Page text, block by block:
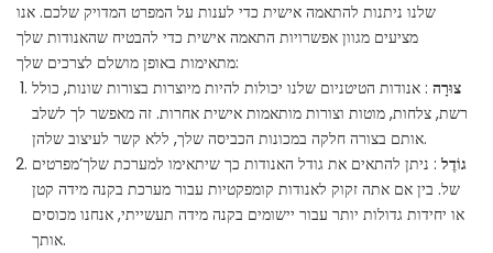
שלנו ניתנות להתאמה אישית כדי לענות על המפרט המדויק שלכם. אנו
מציעים מגוון אפשרויות התאמה אישית כדי להבטיח שהאנודות שלך
מתאימות באופן מושלם לצרכים שלך:
צוּרָה : אנודות הטיטניום שלנו יכולות להיות מיוצרות בצורות שונות, כולל
רשת, צלחות, מוטות וצורות מותאמות אישית אחרות. זה מאפשר לך לשלב
אותם בצורה חלקה במכונות הכביסה שלך, ללא קשר לעיצוב שלהן.
גוֹדֶל : ניתן להתאים את גודל האנודות כך שיתאימו למערכת שלך’מפרטים
של. בין אם אתה זקוק לאנודות קומפקטיות עבור מערכת בקנה מידה קטן
או יחידות גדולות יותר עבור יישומים בקנה מידה תעשייתי, אנחנו מכוסים
אותך.